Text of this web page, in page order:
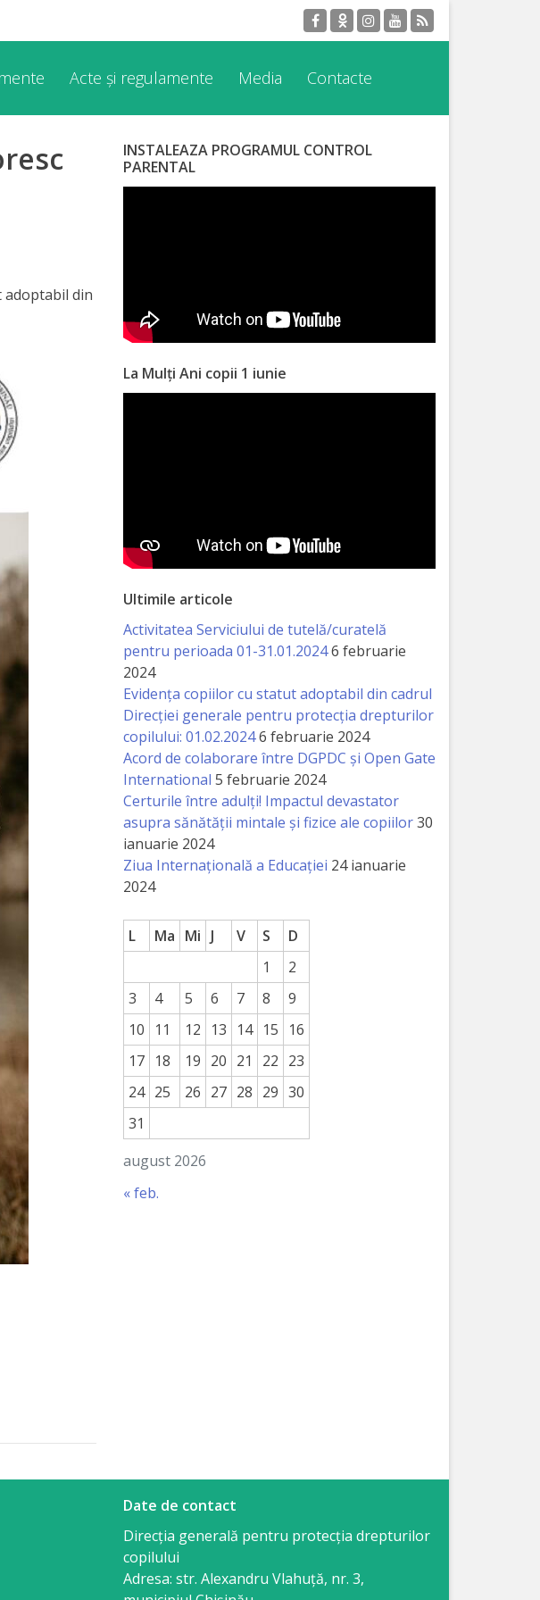
Acte și regulamente Media Contacte
adoptabil din
INSTALEAZA PROGRAMUL CONTROL
PARENTAL
La Mulți Ani copii 1 iunie
Ultimile articole
Activitatea Serviciului de tutelă/curatelă
pentru perioada 01-31.01.20246 februarie
2024
Evidența copiilor cu statut adoptabil din cadrul
Direcției generale pentru protecția drepturilor
copilului: 01.02.20246 februarie 2024
Acord de colaborare între DGPDC și Open Gate
International 5 februarie 2024
Certurile între adulți! Impactul devastator
asupra sănătății mintale și fizice ale copiilor30
ianuarie 2024
Ziua Internațională a Educației 24 ianuarie
2024
august 2026
L Ma Mi J V S
D
1
2
3
4 5 6 7 8
9
10
11 12 13 14 15
16
17 18 19 20 21 22 23
24 25 26 27 28 29 30
31
« feb.
Date de contact
Direcția generală pentru protecția drepturilor
copilului
Adresa: str. Alexandru Vlahuţă, nr. 3,